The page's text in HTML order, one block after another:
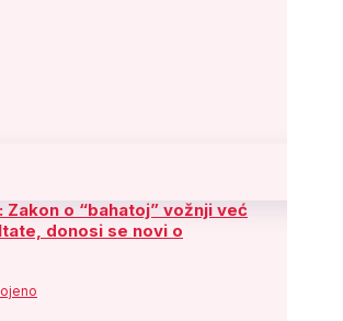
Zakon o “bahatoj” vožnji već
donosi se novi o